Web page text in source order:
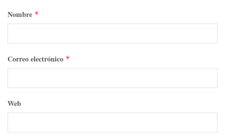
Nombre *
Correo electrónico *
Web